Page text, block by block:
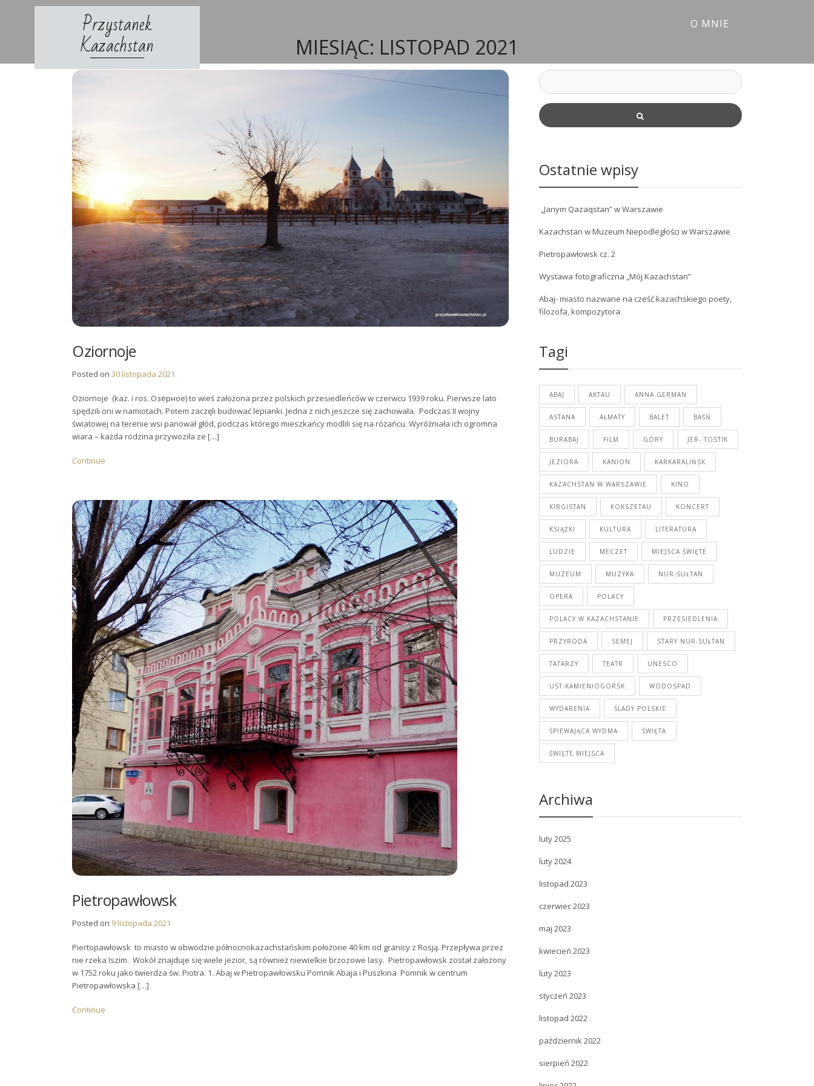
Przystanek
Kazachstan
O MNIE
MIESIĄC: LISTOPAD 2021
Oziornoje
Posted on 30 listopada 2021
Oziornoje (kaz. i ros. Озёрное) to wieś założona przez polskich przesiedleńców w czerwcu 1939 roku. Pierwsze lato
spędzili oni w namiotach. Potem zaczęli budować lepianki. Jedna z nich jeszcze się zachowała. Podczas II wojny
światowej na terenie wsi panował głód, podczas którego mieszkańcy modlili się na różańcu. Wyróżniała ich ogromna
wiara – każda rodzina przywoziła ze […]
Continue
Pietropawłowsk
Posted on 9 listopada 2021
Piertopawłowsk to miasto w obwodzie północnokazachstańskim położone 40 km od granicy z Rosją. Przepływa przez
nie rzeka Iszim. Wokół znajduje się wiele jezior, są również niewielkie brzozowe lasy. Pietropawłowsk został założony
w 1752 roku jako twierdza św. Piotra. 1. Abaj w Pietropawłowsku Pomnik Abaja i Puszkina Pomnik w centrum
Pietropawłowska […]
Continue
Ostatnie wpisy
„Janym Qazaqstan” w Warszawie
Kazachstan w Muzeum Niepodległości w Warszawie
Pietropawłowsk cz. 2
Wystawa fotograficzna „Mój Kazachstan”
Abaj- miasto nazwane na cześć kazachskiego poety,
filozofa, kompozytora
Tagi
ABAJ AKTAU ANNA GERMAN
ASTANA AŁMATY BALET BAŚŃ
BURABAJ FILM GÓRY JER- TOSTIK
JEZIORA KANION KARKARALIŃSK
KAZACHSTAN W WARSZAWIE KINO
KIRGISTAN KOKSZETAU KONCERT
KSIĄŻKI KULTURA LITERATURA
LUDZIE MECZET MIEJSCA ŚWIĘTE
MUZEUM MUZYKA NUR-SUŁTAN
OPERA POLACY
POLACY W KAZACHSTANIE PRZESIEDLENIA
PRZYRODA SEMEJ STARY NUR-SUŁTAN
TATARZY TEATR UNESCO
UST-KAMIENIOGORSK WODOSPAD
WYDARENIA ŚLADY POLSKIE
ŚPIEWAJĄCA WYDMA ŚWIĘTA
ŚWIĘTE MIEJSCA
Archiwa
luty 2025
luty 2024
listopad 2023
czerwiec 2023
maj 2023
kwiecień 2023
luty 2023
styczeń 2023
listopad 2022
październik 2022
sierpień 2022